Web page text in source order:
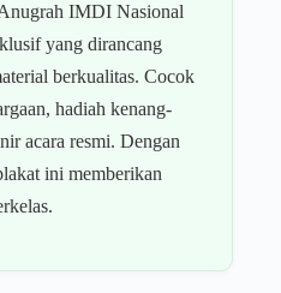
IMDI Nasional
yang dirancang
berkualitas. Cocok
hadiah kenang-
acara resmi. Dengan
ini memberikan